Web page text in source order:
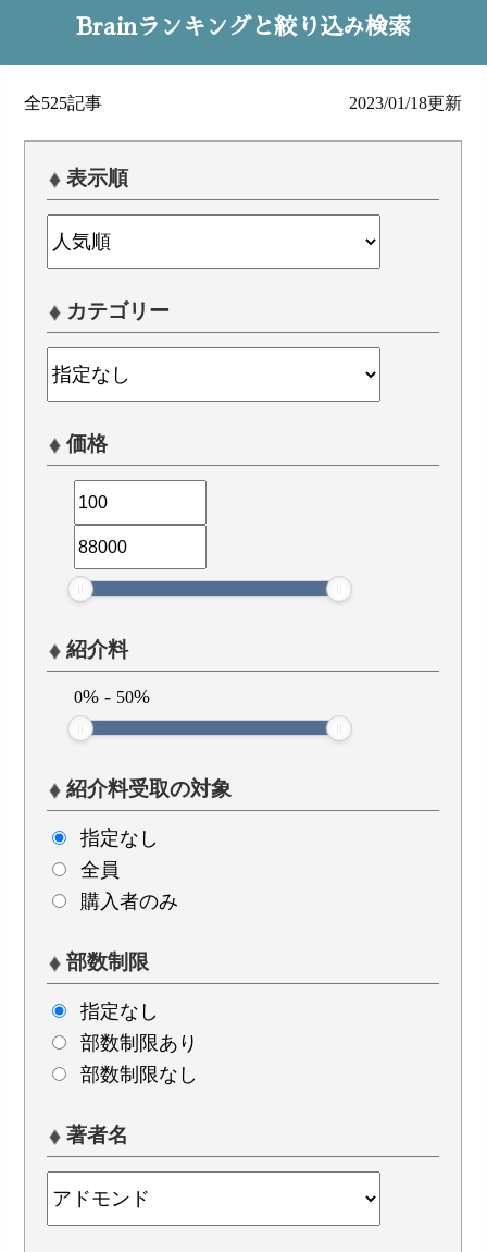
Brainランキングと絞り込み検索
全525記事 2023/01/18更新
表示順
カテゴリー
価格
紹介料
0%- 50%
紹介料受取の対象
指定なし
全員
購入者のみ
部数制限
指定なし
部数制限あり
部数制限なし
著者名